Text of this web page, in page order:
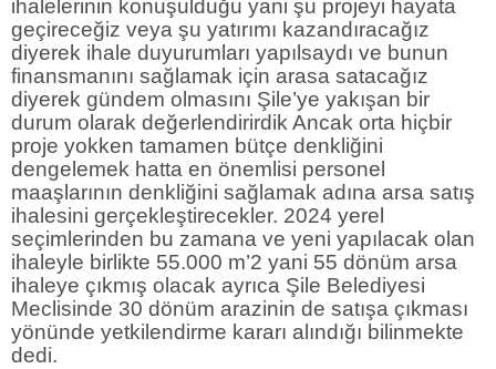
ihalelerinin konuşulduğu yani şu projeyi hayata
geçireceğiz veya şu yatırımı kazandıracağız
diyerek ihale duyurumları yapılsaydı ve bunun
finansmanını sağlamak için arasa satacağız
diyerek gündem olmasını Şile’ye yakışan bir
durum olarak değerlendirirdik Ancak orta hiçbir
proje yokken tamamen bütçe denkliğini
dengelemek hatta en önemlisi personel
maaşlarının denkliğini sağlamak adına arsa satış
ihalesini gerçekleştirecekler. 2024 yerel
seçimlerinden bu zamana ve yeni yapılacak olan
ihaleyle birlikte 55.000 m’2 yani 55 dönüm arsa
ihaleye çıkmış olacak ayrıca Şile Belediyesi
Meclisinde 30 dönüm arazinin de satışa çıkması
yönünde yetkilendirme kararı alındığı bilinmekte
dedi.